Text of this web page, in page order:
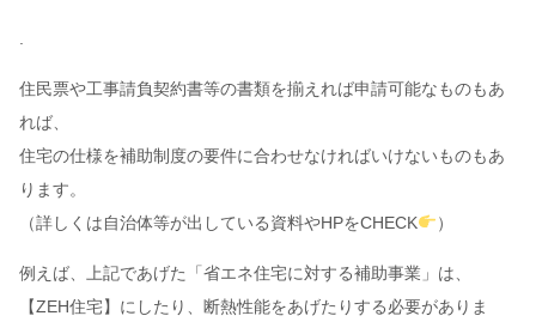
住民票や工事請負契約書等の書類を揃えれば申請可能なものもあ
れば、
住宅の仕様を補助制度の要件に合わせなければいけないものもあ
ります。
（詳しくは自治体等が出している資料やHPをCHECK
）
例えば、上記であげた「省エネ住宅に対する補助事業」は、
【ZEH住宅】にしたり、断熱性能をあげたりする必要がありま